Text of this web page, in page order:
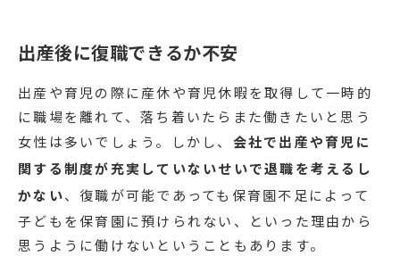
出産後に復職できるか不安
出産や育児の際に産休や育児休暇を取得して一時的
に職場を離れて、落ち着いたらまた働きたいと思う
女性は多いでしょう。しかし、 会社で出産や育児に
関する制度が充実していないせいで退職を考えるし
かない、復職が可能であっても保育園不足によって
子どもを保育園に預けられない、といった理由から
思うように働けないということもあります。